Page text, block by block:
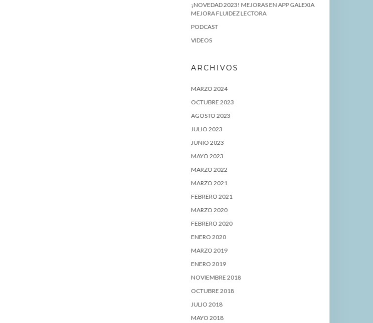
¡NOVEDAD 2023! MEJORAS EN APP GALEXIA
MEJORA FLUIDEZ LECTORA
PODCAST
VIDEOS
ARCHIVOS
MARZO 2024
OCTUBRE 2023
AGOSTO 2023
JULIO 2023
JUNIO 2023
MAYO 2023
MARZO 2022
MARZO 2021
FEBRERO 2021
MARZO 2020
FEBRERO 2020
ENERO 2020
MARZO 2019
ENERO 2019
NOVIEMBRE 2018
OCTUBRE 2018
JULIO 2018
MAYO 2018